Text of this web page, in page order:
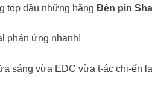
top đầu những hãng Đèn pin
phản ứng nhanh!
sáng vừa EDC vừa t-ác chi-ến